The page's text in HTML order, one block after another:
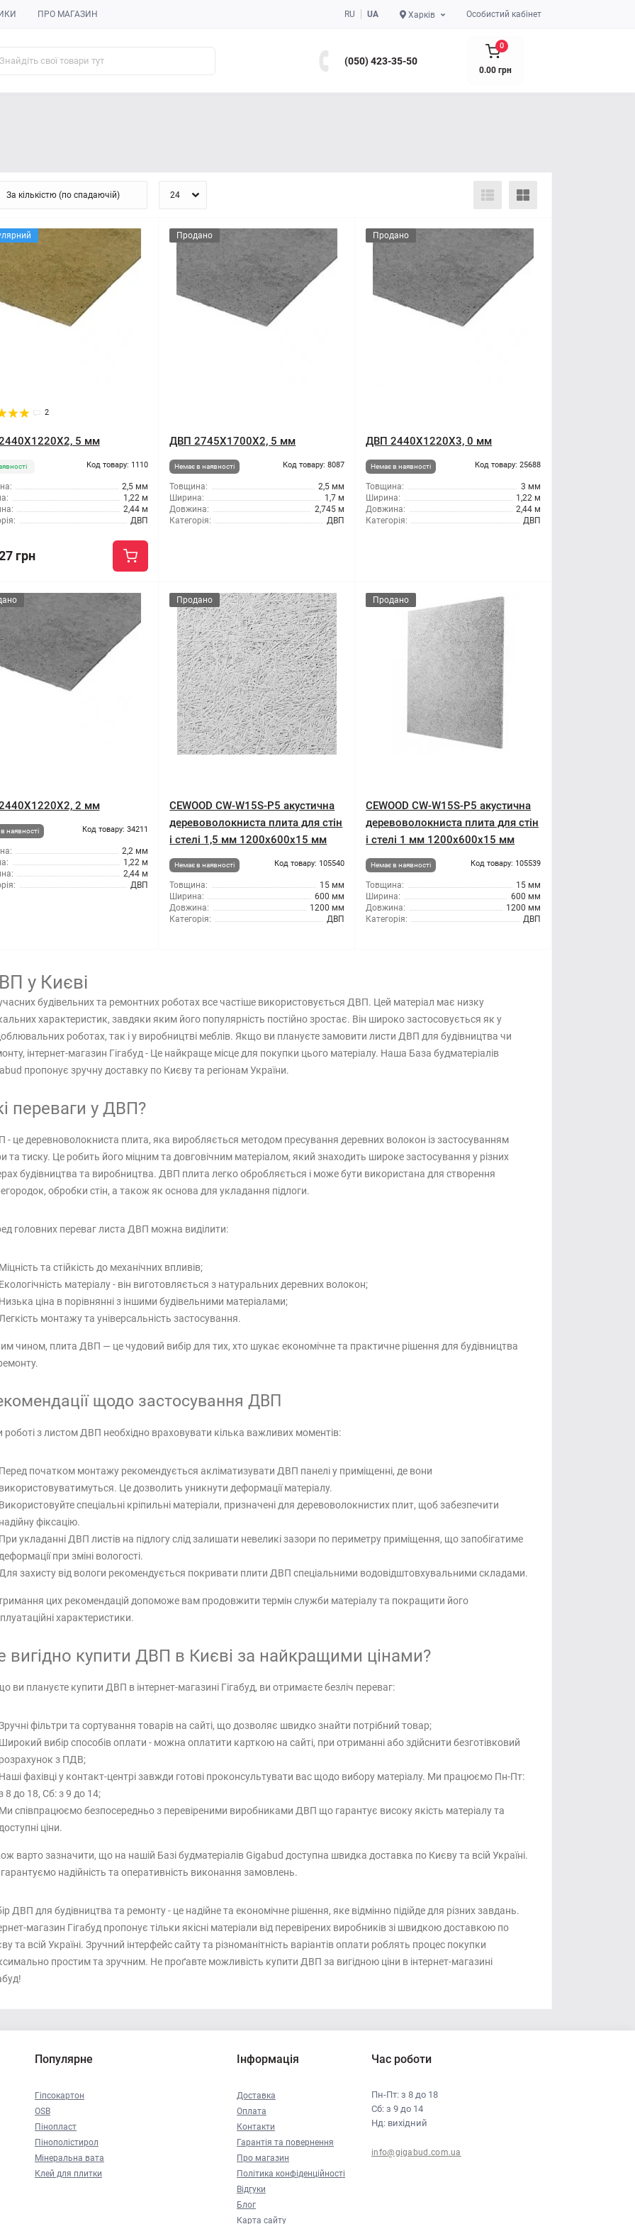
ПРО МАГАЗИН RU UA Харків Особистий кабінет
(050) 423-35-50
0
0.00 грн
2
5 мм
Код товару: 1110
2,5 мм
1,22 м
2,44 м
ДВП
грн
Продано
ДВП 2745X1700X2, 5 мм
Немає в наявності Код товару: 8087
Товщина:
2,5 мм
Ширина:
1,7 м
Довжина:
2,745 м
Категорія:
ДВП
Продано
ДВП 2440X1220X3, 0 мм
Немає в наявності Код товару: 25688
Товщина:
3 мм
Ширина:
1,22 м
Довжина:
2,44 м
Категорія:
ДВП
2 мм
наявності Код товару: 34211
2,2 мм
1,22 м
2,44 м
ДВП
Продано
CEWOOD CW-W15S-P5 акустична
деревоволокниста плита для стін
і стелі 1,5 мм 1200x600x15 мм
Немає в наявності Код товару: 105540
Товщина:
15 мм
Ширина:
600 мм
Довжина:
1200 мм
Категорія:
ДВП
Продано
CEWOOD CW-W15S-P5 акустична
деревоволокниста плита для стін
і стелі 1 мм 1200x600x15 мм
Немає в наявності Код товару: 105539
Товщина:
15 мм
Ширина:
600 мм
Довжина:
1200 мм
Категорія:
ДВП
у Києві
будівельних та ремонтних роботах все частіше використовується ДВП. Цей матеріал має низку
характеристик, завдяки яким його популярність постійно зростає. Він широко застосовується як у
роботах, так і у виробництві меблів. Якщо ви плануєте замовити листи ДВП для будівництва чи
інтернет-магазин Гігабуд - Це найкраще місце для покупки цього матеріалу. Наша База будматеріалів
пропонує зручну доставку по Києву та регіонам України.
переваги у ДВП?
- це деревноволокниста плита, яка виробляється методом пресування деревних волокон із застосуванням
та тиску. Це робить його міцним та довговічним матеріалом, який знаходить широке застосування у різних
будівництва та виробництва. ДВП плита легко обробляється і може бути використана для створення
обробки стін, а також як основа для укладання підлоги.
головних переваг листа ДВП можна виділити:
Міцність та стійкість до механічних впливів;
Екологічність матеріалу - він виготовляється з натуральних деревних волокон;
Низька ціна в порівнянні з іншими будівельними матеріалами;
монтажу та універсальність застосування.
чином, плита ДВП — це чудовий вибір для тих, хто шукає економічне та практичне рішення для будівництва
щодо застосування ДВП
роботі з листом ДВП необхідно враховувати кілька важливих моментів:
Перед початком монтажу рекомендується акліматизувати ДВП панелі у приміщенні, де вони
використовуватимуться. Це дозволить уникнути деформації матеріалу.
Використовуйте спеціальні кріпильні матеріали, призначені для деревоволокнистих плит, щоб забезпечити
надійну фіксацію.
При укладанні ДВП листів на підлогу слід залишати невеликі зазори по периметру приміщення, що запобігатиме
при зміні вологості.
захисту від вологи рекомендується покривати плити ДВП спеціальними водовідштовхувальними складами.
цих рекомендацій допоможе вам продовжити термін служби матеріалу та покращити його
характеристики.
вигідно купити ДВП в Києві за найкращими цінами?
ви плануєте купити ДВП в інтернет-магазині Гігабуд, ви отримаєте безліч переваг:
фільтри та сортування товарів на сайті, що дозволяє швидко знайти потрібний товар;
Широкий вибір способів оплати - можна оплатити карткою на сайті, при отриманні або здійснити безготівковий
розрахунок з ПДВ;
Наші фахівці у контакт-центрі завжди готові проконсультувати вас щодо вибору матеріалу. Ми працюємо Пн-Пт:
з 8 до 18, Сб: з 9 до 14;
Ми співпрацюємо безпосередньо з перевіреними виробниками ДВП що гарантує високу якість матеріалу та
ціни.
варто зазначити, що на нашій Базі будматеріалів Gigabud доступна швидка доставка по Києву та всій Україні.
надійність та оперативність виконання замовлень.
ДВП для будівництва та ремонту - це надійне та економічне рішення, яке відмінно підійде для різних завдань.
магазин Гігабуд пропонує тільки якісні матеріали від перевірених виробників зі швидкою доставкою по
та всій Україні. Зручний інтерфейс сайту та різноманітність варіантів оплати роблять процес покупки
простим та зручним. Не проґавте можливість купити ДВП за вигідною ціни в інтернет-магазині
Популярне
Гіпсокартон
OSB
Пінопласт
Пінополістирол
Мінеральна вата
Клей для плитки
Інформація
Доставка
Оплата
Контакти
Гарантія та повернення
Про магазин
Політика конфіденційності
Відгуки
Блог
Карта сайту
Час роботи
Пн-Пт: з 8 до 18
Сб: з 9 до 14
Нд: вихідний
info@gigabud.com.ua